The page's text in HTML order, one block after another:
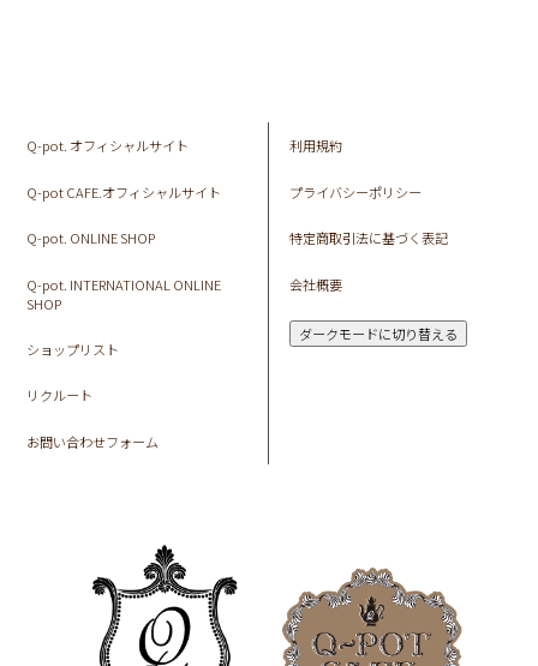
Q-pot. オフィシャルサイト
Q-pot CAFE.オフィシャルサイト
Q-pot. ONLINE SHOP
Q-pot. INTERNATIONAL ONLINE
SHOP
ショップリスト
リクルート
お問い合わせフォーム
利用規約
プライバシーポリシー
特定商取引法に基づく表記
会社概要
ダークモードに切り替える